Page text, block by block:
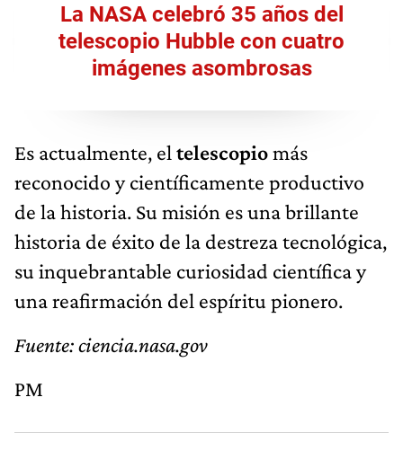
La NASA celebró 35 años del
telescopio Hubble con cuatro
imágenes asombrosas
Es actualmente, el telescopiomás
reconocido y científicamente productivo
de la historia. Su misión es una brillante
historia de éxito de la destreza tecnológica,
su inquebrantable curiosidad científica y
una reafirmación del espíritu pionero.
Fuente: ciencia.nasa.gov
PM